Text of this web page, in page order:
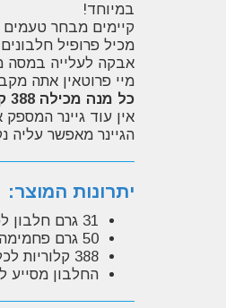
במיוחד!
קיימים מבחר
מכיל פרופיל
אבקה לעלייה במסה
מיי פרוטאין אתה
כל מנה מכילה 388 קלוריות
אין עוד גיינר
הגיינר מאפשר עליה נקיה במשקל מבלי להעלות
יתרונות המוצר:
31 גרם חלבון לכל מנת הגשה.
50 גרם פחמימה לכל מנת הגשה.
388 קלוריות לכל מנת הגשה.
החלבון מסייע